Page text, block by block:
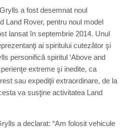
a fost desemnat noul
Land Rover, pentru noul model
lansat în septembrie 2014. Unul
ai spiritului cutezător şi
personifică spiritul ‘Above and
extreme şi inedite, ca
sau expediţii extraordinare, de la
va susţine activitatea Land
a declarat: “Am folosit vehicule